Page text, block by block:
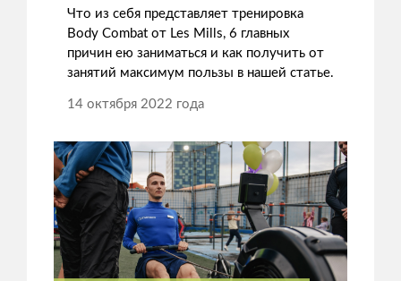
Что из себя представляет тренировка
Body Combat от Les Mills, 6 главных
причин ею заниматься и как получить от
занятий максимум пользы в нашей статье.
14 октября 2022 года